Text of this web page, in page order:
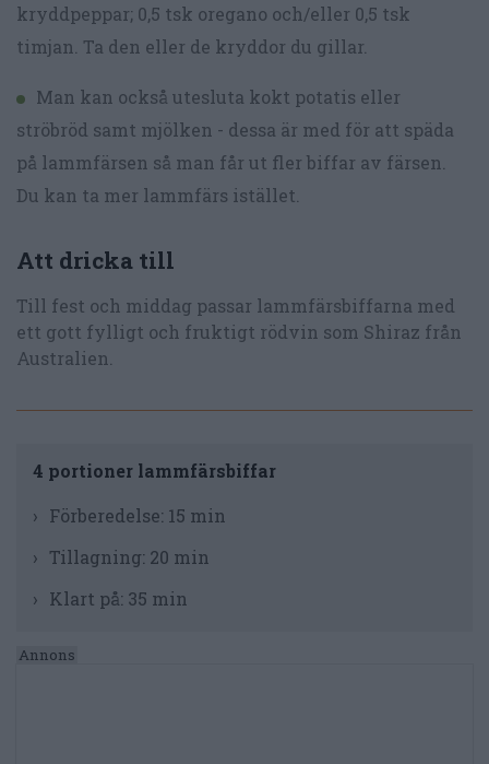
kryddpeppar; 0,5 tsk oregano och/eller 0,5 tsk
timjan. Ta den eller de kryddor du gillar.
Man kan också utesluta kokt potatis eller
ströbröd samt mjölken - dessa är med för att späda
på lammfärsen så man får ut fler biffar av färsen.
Du kan ta mer lammfärs istället.
Att dricka till
Till fest och middag passar lammfärsbiffarna med
ett gott fylligt och fruktigt rödvin som Shiraz från
Australien.
4 portioner lammfärsbiffar
Förberedelse: 15 min
Tillagning: 20 min
Klart på: 35 min